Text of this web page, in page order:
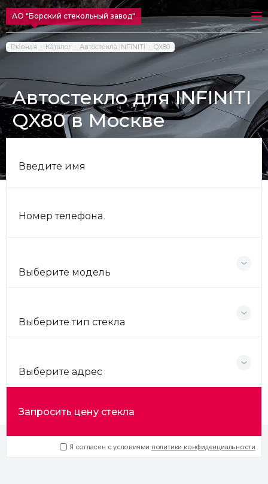
АО "Борский стекольный завод"
Главная Каталог Автостекла INFINITI QX80
Автостекло для INFINITI
QX80 в Москве
Введите имя
Номер телефона
Выберите модель
Выберите тип стекла
Выберите адрес
Запросить цену стекла
Я согласен с условиями политики конфиденциальности